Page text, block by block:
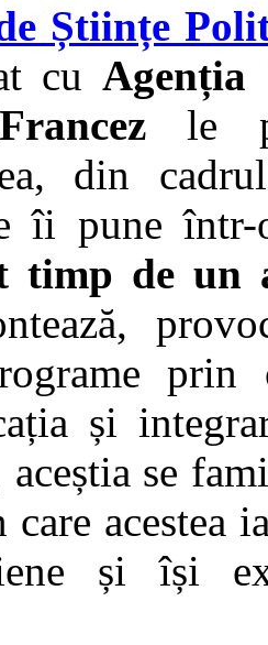
Științe
cu Agenția
le
din
îi pune
timp de un
și
aceștia se
acestea
și își